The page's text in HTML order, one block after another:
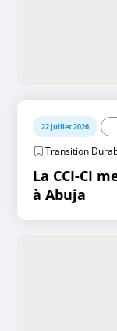
22 juillet 2026
Transition
La CCI-CI
à Abuja